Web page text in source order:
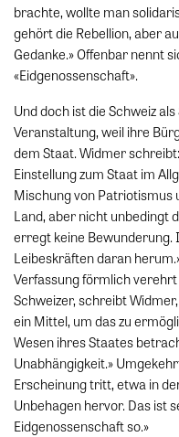
brachte, wollte man
gehört die Rebellion, aber
Gedanke.» Offenbar nennt
«Eidgenossenschaft».
Und doch ist die Schweiz
Veranstaltung, weil ihre
dem Staat. Widmer
Einstellung zum Staat im
Mischung von Patriotismus
Land, aber nicht unbedingt
erregt keine Bewunderung.
Leibeskräften daran
Verfassung förmlich
Schweizer, schreibt
ein Mittel, um das zu
Wesen ihres Staates
Unabhängigkeit.»
Erscheinung tritt, etwa in
Unbehagen hervor. Das ist
Eidgenossenschaft so.»